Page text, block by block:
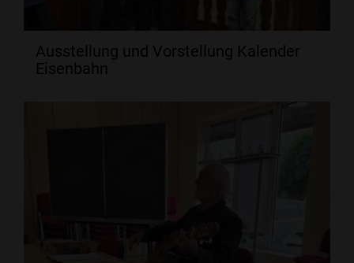
Ausstellung und Vorstellung Kalender
Eisenbahn